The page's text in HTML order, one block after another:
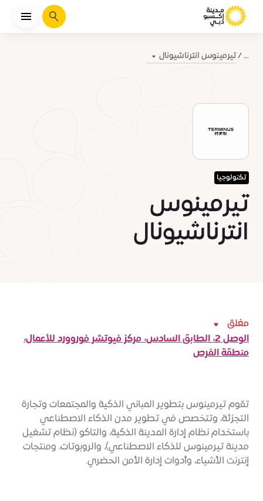
يبحث
... تيرمينوس انترناشيونال
تكنولوجيا
تيرمينوس
انترناشيونال
تقوم تيرمينوس بتطوير المباني الذكية والمجتمعات وتجارة
التجزئة، وتتخصص في تطوير مدن الذكاء الاصطناعي
باستخدام نظام إدارة المدينة الذكية، والتاكو (نظام تشغيل
مدينة تيرمينوس للذكاء الاصطناعي)، والروبوتات، ومنتجات
إنترنت الأشياء، وأدوات إدارة الأمن الحضري.
مغلق
الوصل 2، الطابق السادس، مركز فيوتشر فوروورد للأعمال،
منطقة الفرص